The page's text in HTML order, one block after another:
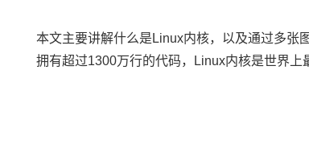
本文主要讲解什么是 Linux内核，以及通过多张
拥有超过1300万行的代码，Linux内核是世界